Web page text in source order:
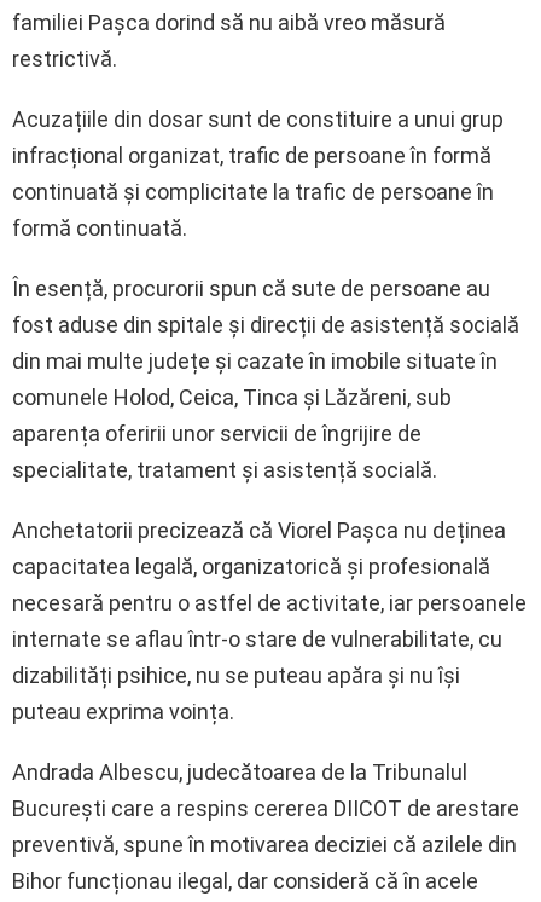
familiei Pașca dorind să nu aibă vreo măsură
restrictivă.
Acuzațiile din dosar sunt de constituire a unui grup
infracțional organizat, trafic de persoane în formă
continuată și complicitate la trafic de persoane în
formă continuată.
În esență, procurorii spun că sute de persoane au
fost aduse din spitale și direcții de asistență socială
din mai multe județe și cazate în imobile situate în
comunele Holod, Ceica, Tinca și Lăzăreni, sub
aparența oferirii unor servicii de îngrijire de
specialitate, tratament și asistență socială.
Anchetatorii precizează că Viorel Pașca nu deținea
capacitatea legală, organizatorică și profesională
necesară pentru o astfel de activitate, iar persoanele
internate se aflau într-o stare de vulnerabilitate, cu
dizabilități psihice, nu se puteau apăra și nu își
puteau exprima voința.
Andrada Albescu, judecătoarea de la Tribunalul
București care a respins cererea DIICOT de arestare
preventivă, spune în motivarea deciziei că azilele din
Bihor funcționau ilegal, dar consideră că în acele